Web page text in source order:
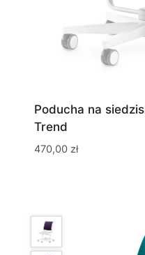
Poducha na
Trend
470,00 zł